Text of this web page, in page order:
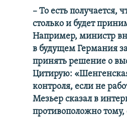
– То есть получается,
столько и будет
Например, министр
в будущем Германия
принять решение о
Цитирую:
контроля, если не
Мезьер сказал в
противоположно